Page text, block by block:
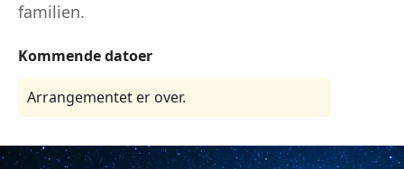
familien.
Kommende datoer
Arrangementet er over.